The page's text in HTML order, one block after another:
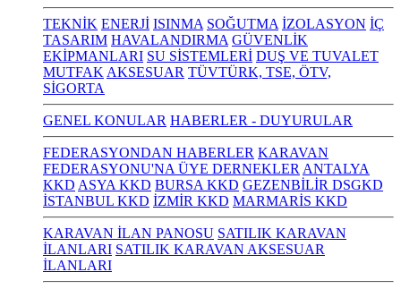
TEKNİK ENERJİ ISINMA SOĞUTMA İZOLASYON İÇ
TASARIM HAVALANDIRMA GÜVENLİK
EKİPMANLARI SU SİSTEMLERİ DUŞ VE TUVALET
MUTFAK AKSESUAR TÜVTÜRK, TSE, ÖTV,
SİGORTA
GENEL KONULAR HABERLER - DUYURULAR
FEDERASYONDAN HABERLER KARAVAN
FEDERASYONU'NA ÜYE DERNEKLER ANTALYA
KKD ASYA KKD BURSA KKD GEZENBİLİR DSGKD
İSTANBUL KKD İZMİR KKD MARMARİS KKD
KARAVAN İLAN PANOSU SATILIK KARAVAN
İLANLARI SATILIK KARAVAN AKSESUAR
İLANLARI